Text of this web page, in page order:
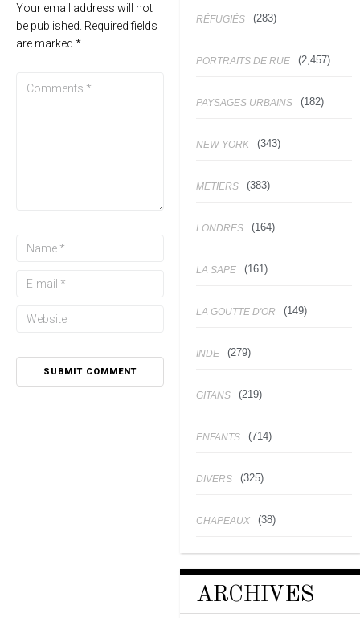
Your email address will not
be published. Required fields
are marked *
RÉFUGIÉS (283)
PORTRAITS DE RUE (2,457)
PAYSAGES URBAINS (182)
NEW-YORK (343)
METIERS (383)
LONDRES (164)
LA SAPE (161)
LA GOUTTE D'OR (149)
INDE (279)
GITANS (219)
ENFANTS (714)
DIVERS (325)
CHAPEAUX (38)
ARCHIVES